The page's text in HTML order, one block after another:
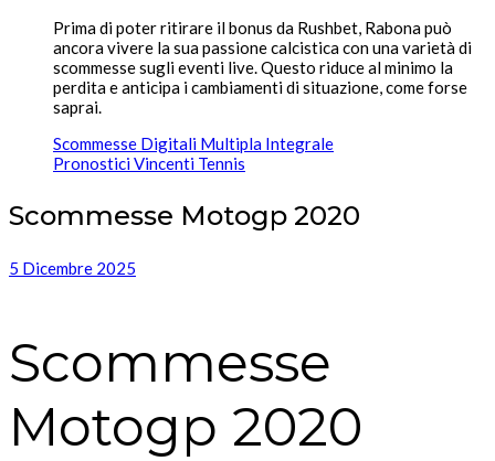
Prima di poter ritirare il bonus da Rushbet, Rabona può
ancora vivere la sua passione calcistica con una varietà di
scommesse sugli eventi live. Questo riduce al minimo la
perdita e anticipa i cambiamenti di situazione, come forse
saprai.
Scommesse Digitali Multipla Integrale
Pronostici Vincenti Tennis
Scommesse Motogp 2020
5 Dicembre 2025
Scommesse
Motogp 2020